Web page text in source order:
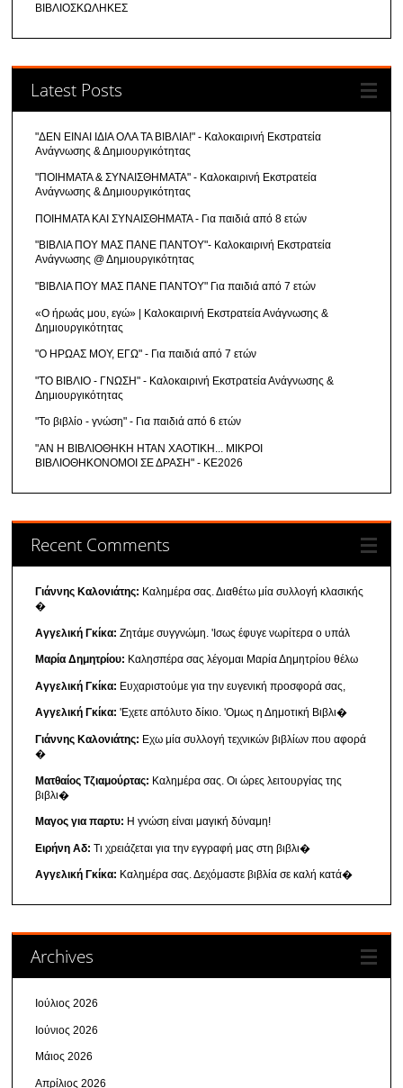
ΒΙΒΛΙΟΣΚΩΛΗΚΕΣ
Latest Posts
"ΔΕΝ ΕΙΝΑΙ ΙΔΙΑ ΟΛΑ ΤΑ ΒΙΒΛΙΑ!" - Καλοκαιρινή Εκστρατεία
Ανάγνωσης & Δημιουργικότητας
"ΠΟΙΗΜΑΤΑ & ΣΥΝΑΙΣΘΗΜΑΤΑ" - Καλοκαιρινή Εκστρατεία
Ανάγνωσης & Δημιουργικότητας
ΠΟΙΗΜΑΤΑ ΚΑΙ ΣΥΝΑΙΣΘΗΜΑΤΑ - Για παιδιά από 8 ετών
"ΒΙΒΛΙΑ ΠΟΥ ΜΑΣ ΠΑΝΕ ΠΑΝΤΟΥ"- Καλοκαιρινή Εκστρατεία
Ανάγνωσης @ Δημιουργικότητας
"ΒΙΒΛΙΑ ΠΟΥ ΜΑΣ ΠΑΝΕ ΠΑΝΤΟΥ" Για παιδιά από 7 ετών
«Ο ήρωάς μου, εγώ» | Καλοκαιρινή Εκστρατεία Ανάγνωσης &
Δημιουργικότητας
"Ο ΗΡΩΑΣ ΜΟΥ, ΕΓΩ" - Για παιδιά από 7 ετών
"ΤΟ ΒΙΒΛΙΟ - ΓΝΩΣΗ" - Καλοκαιρινή Εκστρατεία Ανάγνωσης &
Δημιουργικότητας
"Το βιβλίο - γνώση" - Για παιδιά από 6 ετών
"ΑΝ Η ΒΙΒΛΙΟΘΗΚΗ ΗΤΑΝ ΧΑΟΤΙΚΗ... ΜΙΚΡΟΙ
ΒΙΒΛΙΟΘΗΚΟΝΟΜΟΙ ΣΕ ΔΡΑΣΗ" - ΚΕ2026
Recent Comments
Γιάννης Καλονιάτης: Καλημέρα σας. Διαθέτω μία συλλογή κλασικής
�
Αγγελική Γκίκα: Ζητάμε συγγνώμη. 'Ισως έφυγε νωρίτερα ο υπάλ
Μαρία Δημητρίου: Καλησπέρα σας λέγομαι Μαρία Δημητρίου θέλω
Αγγελική Γκίκα: Ευχαριστούμε για την ευγενική προσφορά σας,
Αγγελική Γκίκα: 'Εχετε απόλυτο δίκιο. 'Ομως η Δημοτική Βιβλι�
Γιάννης Καλονιάτης: Εχω μία συλλογή τεχνικών βιβλίων που αφορά
�
Ματθαίος Τζιαμούρτας: Καλημέρα σας. Οι ώρες λειτουργίας της
βιβλι�
Μαγος για παρτυ: Η γνώση είναι μαγική δύναμη!
Ειρήνη Αδ: Τι χρειάζεται για την εγγραφή μας στη βιβλι�
Αγγελική Γκίκα: Καλημέρα σας. Δεχόμαστε βιβλία σε καλή κατά�
Archives
Ιούλιος 2026
Ιούνιος 2026
Μάιος 2026
Απρίλιος 2026